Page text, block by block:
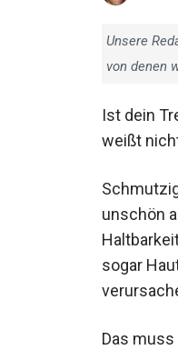
Unsere
von denen
Ist dein
weißt
unschön
sogar
Das